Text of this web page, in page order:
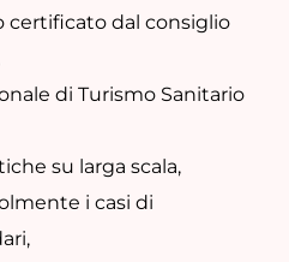
certificato dal consiglio
di Turismo Sanitario
su larga scala,
i casi di